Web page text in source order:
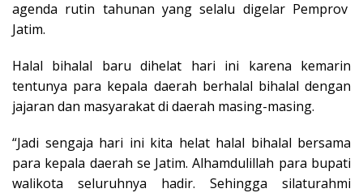
agenda rutin tahunan yang selalu digelar Pemprov
Jatim.
Halal bihalal baru dihelat hari ini karena kemarin
tentunya para kepala daerah berhalal bihalal dengan
jajaran dan masyarakat di daerah masing-masing.
“Jadi sengaja hari ini kita helat halal bihalal bersama
para kepala daerah se Jatim. Alhamdulillah para bupati
walikota seluruhnya hadir. Sehingga silaturahmi